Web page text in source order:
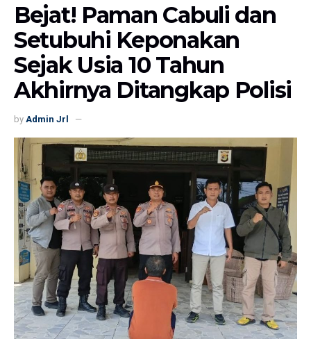
Bejat! Paman Cabuli dan
Setubuhi Keponakan
Sejak Usia 10 Tahun
Akhirnya Ditangkap Polisi
by Admin Jrl